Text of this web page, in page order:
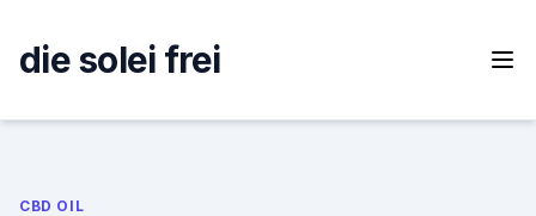
content
die solei frei
CBD OIL